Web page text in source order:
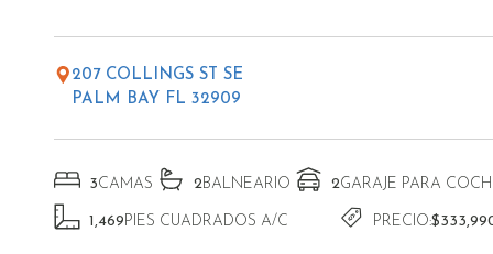
207 COLLINGS ST SE
PALM BAY FL 32909
3CAMAS 2BALNEARIO 2GARAJE PARA
1,469PIES CUADRADOS A/C PRECIO: